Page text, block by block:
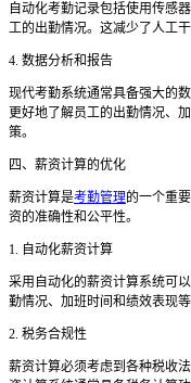
自动化考勤记录包括使用传感器
工的出勤情况。这减少了人工
4. 数据分析和报告
现代考勤系统通常具备强大的
更好地了解员工的出勤情况、
策。
四、薪资计算的优化
薪资计算是考勤管理的一个重
资的准确性和公平性。
1. 自动化薪资计算
采用自动化的薪资计算系统可
勤情况、加班时间和绩效表现
2. 税务合规性
薪资计算必须考虑到各种税收